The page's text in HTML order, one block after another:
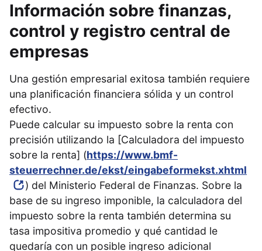
Información sobre finanzas,
control y registro central de
empresas
Una gestión empresarial exitosa también requiere
una planificación financiera sólida y un control
efectivo.
Puede calcular su impuesto sobre la renta con
precisión utilizando la [Calculadora del impuesto
sobre la renta] (https://www.bmf-
steuerrechner.de/ekst/eingabeformekst.xhtml
) del Ministerio Federal de Finanzas. Sobre la
base de su ingreso imponible, la calculadora del
impuesto sobre la renta también determina su
tasa impositiva promedio y qué cantidad le
quedaría con un posible ingreso adicional